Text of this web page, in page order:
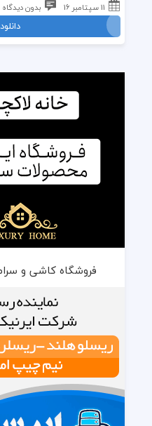
11 سپتامبر 16 بدون دیدگاه
فروشگاه کاشی و